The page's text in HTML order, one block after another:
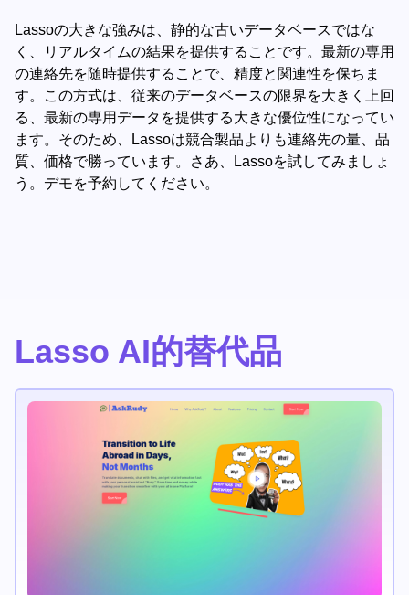
Lassoの大きな強みは、静的な古いデータベースではな
く、リアルタイムの結果を提供することです。最新の専用
の連絡先を随時提供することで、精度と関連性を保ちま
す。この方式は、従来のデータベースの限界を大きく上回
る、最新の専用データを提供する大きな優位性になってい
ます。そのため、Lassoは競合製品よりも連絡先の量、品
質、価格で勝っています。さあ、Lassoを試してみましょ
う。デモを予約してください。
Lasso AI的替代品